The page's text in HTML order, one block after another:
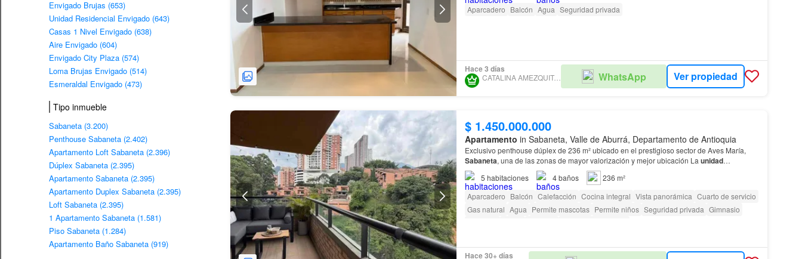
Envigado Brujas (653)
Unidad Residencial Envigado (643)
Casas 1 Nivel Envigado (638)
Aire Envigado (604)
Envigado City Plaza (574)
Loma Brujas Envigado (514)
Esmeraldal Envigado (473)
Tipo inmueble
Sabaneta (3.200)
Penthouse Sabaneta (2.402)
Apartamento Loft Sabaneta (2.396)
Dúplex Sabaneta (2.395)
Apartamento Sabaneta (2.395)
Apartamento Duplex Sabaneta (2.395)
Loft Sabaneta (2.395)
1 Apartamento Sabaneta (1.581)
Piso Sabaneta (1.284)
Apartamento Baño Sabaneta (919)
Aparcadero Balcón Agua Seguridad privada
Hace 3 días
CATALINA AMEZQUITA INMOBILIARIA WhatsApp Ver propiedad
$ 1.450.000.000
Apartamento in Sabaneta, Valle de Aburrá, Departamento de Antioquia
Exclusivo penthouse dúplex de 236 m² ubicado en el prestigioso sector de Aves María,
Sabaneta, una de las zonas de mayor valorización y mejor ubicación La unidad
residencial
ofrece vigilancia y portería 24/7, piscina, gimnasi…
5 habitaciones 4baños
236 m²
Aparcadero Balcón Calefacción Cocina integral Vista panorámica Cuarto de servicio
Gas natural Agua Permite mascotas Permite niños Seguridad privada Gimnasio
Hace 30+ días